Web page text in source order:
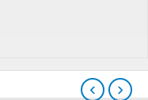
‹ ›